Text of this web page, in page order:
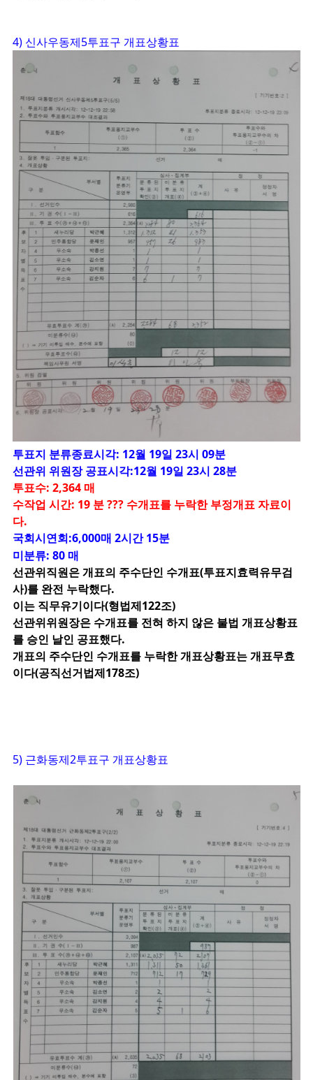
4) 신사우동제5투표구 개표상황표
투표지 분류종료시각: 12월 19일 23시 09분
선관위 위원장 공표시각:12월 19일 23시 28분
투표수: 2,364 매
수작업 시간: 19 분 ??? 수개표를 누락한 부정개표 자료이
다.
국회시연회:6,000매 2시간 15분
미분류: 80 매
선관위직원은 개표의 주수단인 수개표(투표지효력유무검
사)를 완전 누락했다.
이는 직무유기이다(형법제122조)
선관위위원장은 수개표를 전혀 하지 않은 불법 개표상황표
를 승인 날인 공표했다.
개표의 주수단인 수개표를 누락한 개표상황표는 개표무효
이다(공직선거법제178조)
5) 근화동제2투표구 개표상황표